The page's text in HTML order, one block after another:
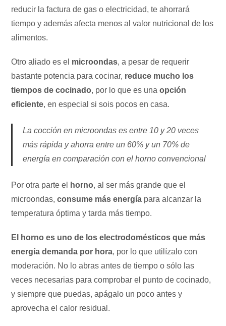
reducir la factura de gas o electricidad, te ahorrará
tiempo y además afecta menos al valor nutricional de los
alimentos.
Otro aliado es el microondas, a pesar de requerir
bastante potencia para cocinar, reduce mucho los
tiempos de cocinado, por lo que es unaopción
eficiente, en especial si sois pocos en casa.
La cocción en microondas es entre 10 y 20 veces
más rápida y ahorra entre un 60% y un 70% de
energía en comparación con el horno convencional
Por otra parte el horno, al ser más grande que el
microondas,consume más energía para alcanzar la
temperatura óptima y tarda más tiempo.
El horno es uno de los electrodomésticos que más
energía demanda por hora, por lo que utilízalo con
moderación. No lo abras antes de tiempo o sólo las
veces necesarias para comprobar el punto de cocinado,
y siempre que puedas, apágalo un poco antes y
aprovecha el calor residual.